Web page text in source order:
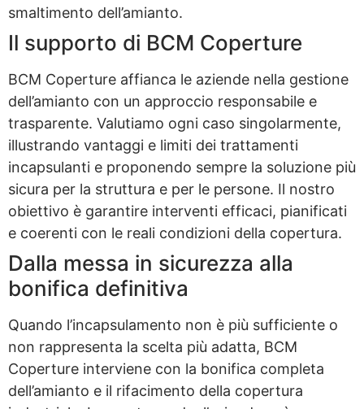
smaltimento dell’amianto.
Il supporto di BCM Coperture
BCM Coperture affianca le aziende nella gestione
dell’amianto con un approccio responsabile e
trasparente. Valutiamo ogni caso singolarmente,
illustrando vantaggi e limiti dei trattamenti
incapsulanti e proponendo sempre la soluzione più
sicura per la struttura e per le persone. Il nostro
obiettivo è garantire interventi efficaci, pianificati
e coerenti con le reali condizioni della copertura.
Dalla messa in sicurezza alla
bonifica definitiva
Quando l’incapsulamento non è più sufficiente o
non rappresenta la scelta più adatta, BCM
Coperture interviene con la bonifica completa
dell’amianto e il rifacimento della copertura